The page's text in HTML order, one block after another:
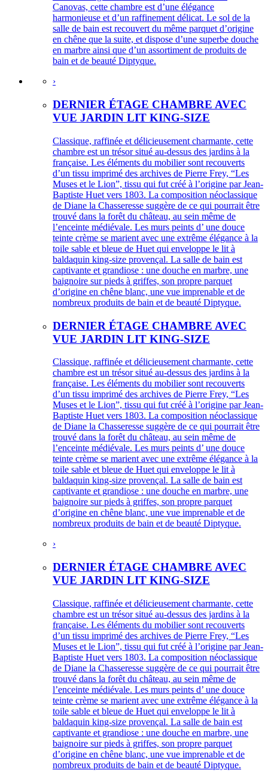
Canovas, cette chambre est d’une élégance
harmonieuse et d’un raffinement délicat. Le sol de la
salle de bain est recouvert du même parquet d’origine
en chêne que la suite, et dispose d’une superbe douche
en marbre ainsi que d’un assortiment de produits de
bain et de beauté Diptyque.
›
DERNIER ÉTAGE CHAMBRE AVEC
VUE JARDIN LIT KING-SIZE
Classique, raffinée et délicieusement charmante, cette
chambre est un trésor situé au-dessus des jardins à la
française. Les éléments du mobilier sont recouverts
d’un tissu imprimé des archives de Pierre Frey, “Les
Muses et le Lion”, tissu qui fut créé à l’origine par Jean-
Baptiste Huet vers 1803. La composition néoclassique
de Diane la Chasseresse suggère de ce qui pourrait être
trouvé dans la forêt du château, au sein même de
l’enceinte médiévale. Les murs peints d’ une douce
teinte crème se marient avec une extrême élégance à la
toile sable et bleue de Huet qui enveloppe le lit à
baldaquin king-size provençal. La salle de bain est
captivante et grandiose : une douche en marbre, une
baignoire sur pieds à griffes, son propre parquet
d’origine en chêne blanc, une vue imprenable et de
nombreux produits de bain et de beauté Diptyque.
DERNIER ÉTAGE CHAMBRE AVEC
VUE JARDIN LIT KING-SIZE
Classique, raffinée et délicieusement charmante, cette
chambre est un trésor situé au-dessus des jardins à la
française. Les éléments du mobilier sont recouverts
d’un tissu imprimé des archives de Pierre Frey, “Les
Muses et le Lion”, tissu qui fut créé à l’origine par Jean-
Baptiste Huet vers 1803. La composition néoclassique
de Diane la Chasseresse suggère de ce qui pourrait être
trouvé dans la forêt du château, au sein même de
l’enceinte médiévale. Les murs peints d’ une douce
teinte crème se marient avec une extrême élégance à la
toile sable et bleue de Huet qui enveloppe le lit à
baldaquin king-size provençal. La salle de bain est
captivante et grandiose : une douche en marbre, une
baignoire sur pieds à griffes, son propre parquet
d’origine en chêne blanc, une vue imprenable et de
nombreux produits de bain et de beauté Diptyque.
›
DERNIER ÉTAGE CHAMBRE AVEC
VUE JARDIN LIT KING-SIZE
Classique, raffinée et délicieusement charmante, cette
chambre est un trésor situé au-dessus des jardins à la
française. Les éléments du mobilier sont recouverts
d’un tissu imprimé des archives de Pierre Frey, “Les
Muses et le Lion”, tissu qui fut créé à l’origine par Jean-
Baptiste Huet vers 1803. La composition néoclassique
de Diane la Chasseresse suggère de ce qui pourrait être
trouvé dans la forêt du château, au sein même de
l’enceinte médiévale. Les murs peints d’ une douce
teinte crème se marient avec une extrême élégance à la
toile sable et bleue de Huet qui enveloppe le lit à
baldaquin king-size provençal. La salle de bain est
captivante et grandiose : une douche en marbre, une
baignoire sur pieds à griffes, son propre parquet
d’origine en chêne blanc, une vue imprenable et de
nombreux produits de bain et de beauté Diptyque.